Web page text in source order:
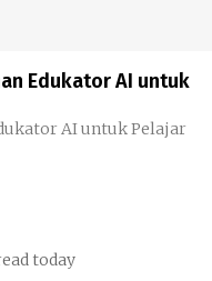
Edukator AI untuk
AI untuk Pelajar
today